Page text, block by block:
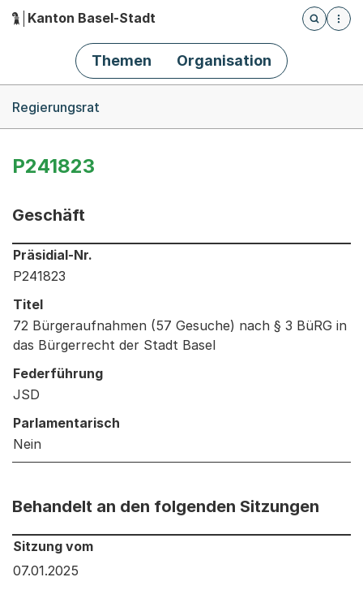
Hauptnavigation
Kanton Basel-Stadt
Öffnet
Themen Organisation
Regierungsrat
P241823
Geschäft
Informationen zum Ausgewählten Geschäft
Präsidial-Nr.
P241823
Titel
72 Bürgeraufnahmen (57 Gesuche) nach § 3 BüRG in
das Bürgerrecht der Stadt Basel
Federführung
JSD
Parlamentarisch
Nein
Behandelt an den folgenden Sitzungen
Behandelt an den folgenden Sitzungen: Informationen
Sitzung vom
07.01.2025